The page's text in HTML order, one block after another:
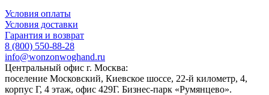
Условия оплаты
Условия доставки
Гарантия и возврат
8 (800) 550-88-28
info@wonzonwoghand.ru
Центральный офис г. Москва:
поселение Московский, Киевское шоссе, 22-й километр, 4,
корпус Г, 4 этаж, офис 429Г. Бизнес-парк «Румянцево».